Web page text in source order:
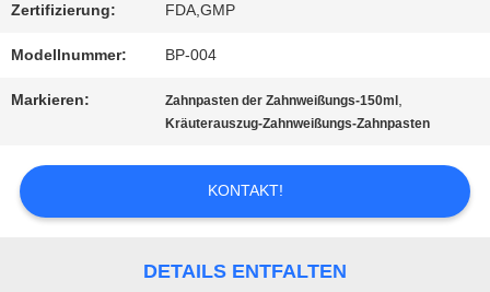
TRETEN
UNS
IN
VERBINDUNG
Zertifizierung: FDA,GMP
Modellnummer: BP-004
Markieren: Zahnpasten der Zahnweißungs-150ml ,
Kräuterauszug-Zahnweißungs-Zahnpasten
KONTAKT!
DETAILS ENTFALTEN